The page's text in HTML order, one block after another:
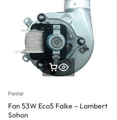
Fanlar
Fan 53W Eco5 Falke – Lambert
Sohon